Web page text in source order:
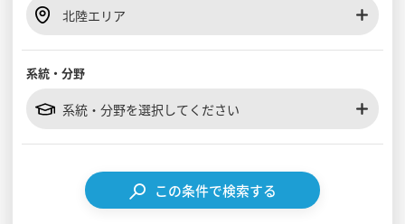
見学会WEB手引書
北陸エリア
系統・分野
系統・分野を選択してください
この条件で検索する